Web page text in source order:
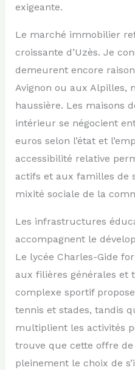
exigeante.
Le marché immobilier
croissante d’Uzès. Je
demeurent encore
Avignon ou aux Alpilles,
haussière. Les maisons
intérieur se négocient
euros selon l’état et
accessibilité relative
actifs et aux familles de
mixité sociale de la
Les infrastructures
accompagnent le
Le lycée Charles-Gide
aux filières générales et
complexe sportif
tennis et stades, tandis
multiplient les activités
trouve que cette offre
pleinement le choix de